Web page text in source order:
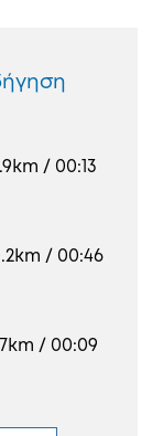
/ 00:13
/ 00:46
/ 00:09